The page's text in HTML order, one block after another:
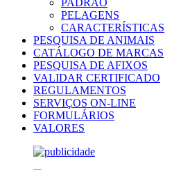
PADRÃO
PELAGENS
CARACTERÍSTICAS
PESQUISA DE ANIMAIS
CATÁLOGO DE MARCAS
PESQUISA DE AFIXOS
VALIDAR CERTIFICADO
REGULAMENTOS
SERVIÇOS ON-LINE
FORMULÁRIOS
VALORES